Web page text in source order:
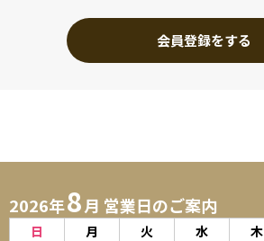
会員登録をする
2026年8月 営業日のご案内
日 月 火 水 木